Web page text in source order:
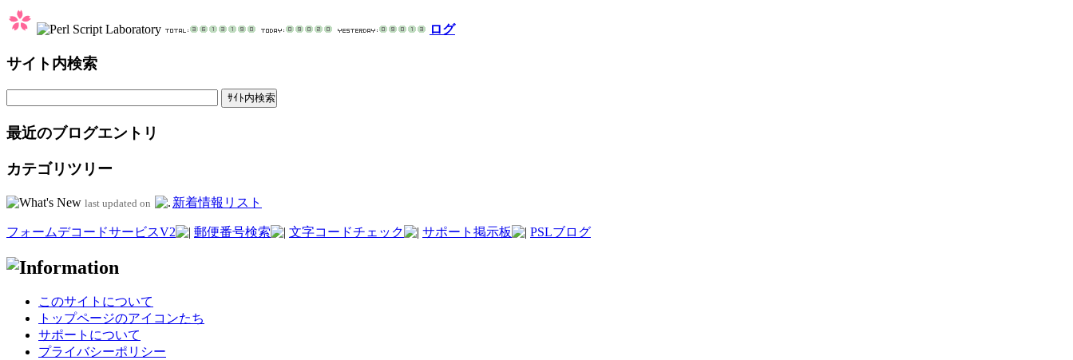
ログ
サイト内検索
最近のブログエントリ
カテゴリツリー
last updated on 新着情報リスト
フォームデコードサービスV2 郵便番号検索 文字コードチェック サポート掲示板 PSLブログ
このサイトについて
トップページのアイコンたち
サポートについて
プライバシーポリシー